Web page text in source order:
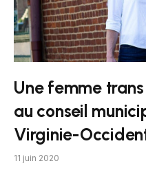
Une femme
au conseil
Virginie-
11 juin 2020